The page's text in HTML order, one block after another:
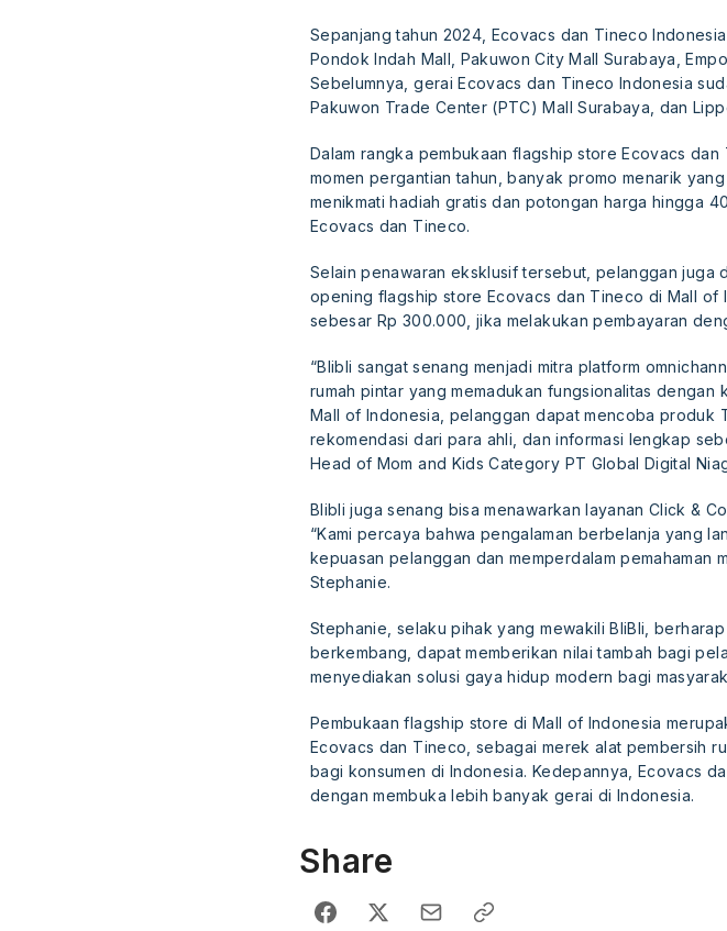
Sepanjang tahun 2024, Ecovacs dan Tineco
Pondok Indah Mall, Pakuwon City Mall Surabaya,
Sebelumnya, gerai Ecovacs dan Tineco Indonesia
Pakuwon Trade Center (PTC) Mall Surabaya, dan
Dalam rangka pembukaan flagship store Ecovacs
momen pergantian tahun, banyak promo menarik
menikmati hadiah gratis dan potongan harga hingga
Ecovacs dan Tineco.
Selain penawaran eksklusif tersebut, pelanggan juga
opening flagship store Ecovacs dan Tineco di Mall of
sebesar Rp 300.000, jika melakukan pembayaran
“Blibli sangat senang menjadi mitra platform
rumah pintar yang memadukan fungsionalitas
Mall of Indonesia, pelanggan dapat mencoba produk
rekomendasi dari para ahli, dan informasi lengkap
Head of Mom and Kids Category PT Global Digital
Blibli juga senang bisa menawarkan layanan Click &
“Kami percaya bahwa pengalaman berbelanja yang
kepuasan pelanggan dan memperdalam pemahaman
Stephanie.
Stephanie, selaku pihak yang mewakili BliBli,
berkembang, dapat memberikan nilai tambah bagi
menyediakan solusi gaya hidup modern bagi
Pembukaan flagship store di Mall of Indonesia
Ecovacs dan Tineco, sebagai merek alat pembersih
bagi konsumen di Indonesia. Kedepannya, Ecovacs
dengan membuka lebih banyak gerai di Indonesia.
Share